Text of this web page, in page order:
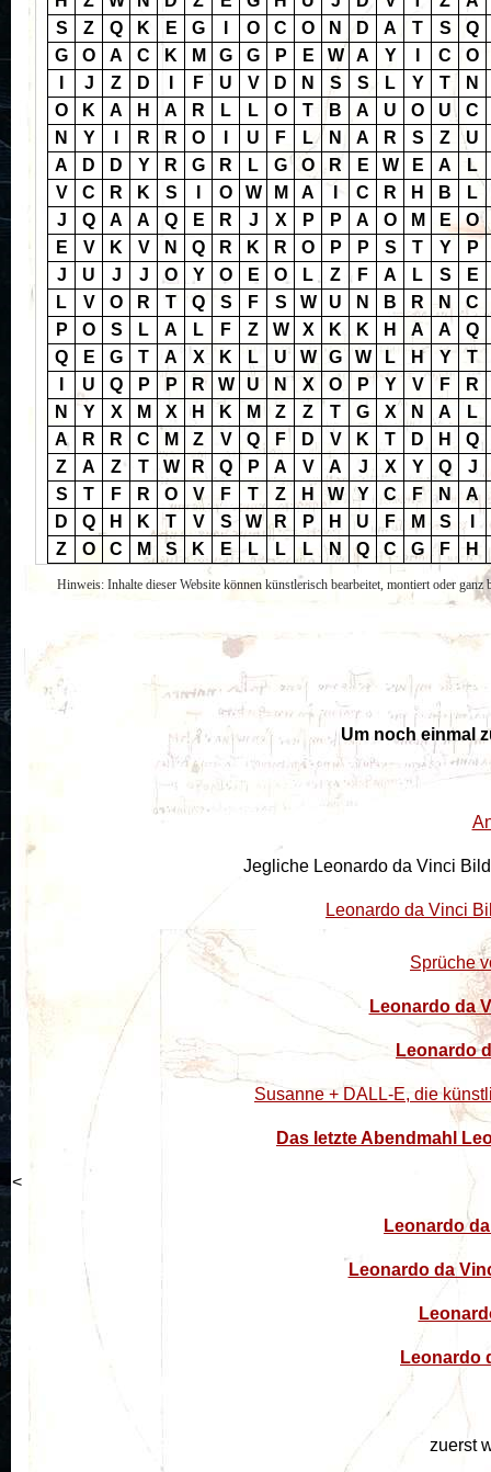
Um noch einmal
Jegliche Leonardo da Vinci
Leonardo da Vinci
Sprüche
Leonardo da
Leonardo
Susanne + DALL-E, die
Das letzte Abendmahl
<
Leonardo
Leonardo da
Leonardo
zuerst